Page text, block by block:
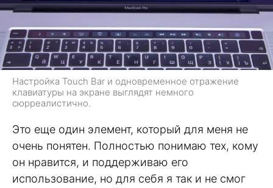
Настройка Touch Bar и одновременное отражение
клавиатуры на экране выглядят немного
сюрреалистично.
Это еще один элемент, который для меня не
очень понятен. Полностью понимаю тех, кому
он нравится, и поддерживаю его
использование, но для себя я так и не смог